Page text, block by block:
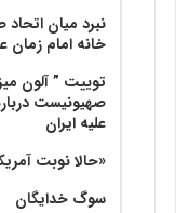
نبرد میان
خانه امام زمان
توییت ” آلون
صهیونیست
علیه ایران
«حالا نوبت
سوگ خدایگان